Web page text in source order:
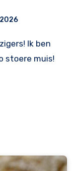
Ik ben
stoere muis!